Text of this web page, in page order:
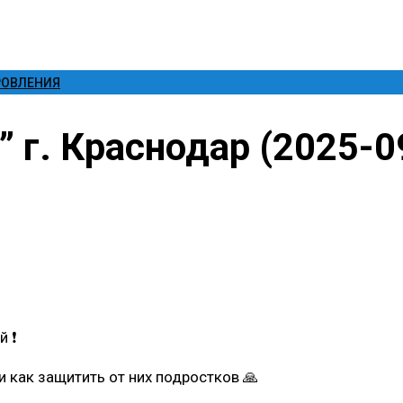
Краснодар (2025-
защитить от них подростков 🙏